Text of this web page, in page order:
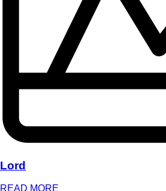
Lord
READ MORE